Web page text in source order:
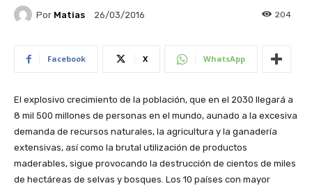
Por Matias 26/03/2016 204
Facebook X WhatsApp
El explosivo crecimiento de la población, que en el 2030 llegará a
8 mil 500 millones de personas en el mundo, aunado a la excesiva
demanda de recursos naturales, la agricultura y la ganadería
extensivas, así como la brutal utilización de productos
maderables, sigue provocando la destrucción de cientos de miles
de hectáreas de selvas y bosques. Los 10 países con mayor